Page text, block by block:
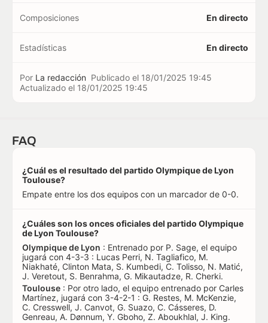
Composiciones En directo
Estadísticas En directo
Por La redacción Publicado el 18/01/2025 19:45
Actualizado el 18/01/2025 19:45
FAQ
¿Cuál es el resultado del partido Olympique de Lyon
Toulouse?
Empate entre los dos equipos con un marcador de 0-0.
¿Cuáles son los onces oficiales del partido Olympique
de Lyon Toulouse?
Olympique de Lyon : Entrenado por P. Sage, el equipo
jugará con 4-3-3 : Lucas Perri, N. Tagliafico, M.
Niakhaté, Clinton Mata, S. Kumbedi, C. Tolisso, N. Matić,
J. Veretout, S. Benrahma, G. Mikautadze, R. Cherki.
Toulouse : Por otro lado, el equipo entrenado por Carles
Martínez, jugará con 3-4-2-1 : G. Restes, M. McKenzie,
C. Cresswell, J. Canvot, G. Suazo, C. Cásseres, D.
Genreau, A. Dønnum, Y. Gboho, Z. Aboukhlal, J. King.